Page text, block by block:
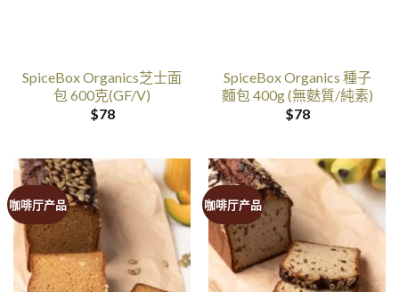
SpiceBox Organics芝士面
包 600克(GF/V)
$78
SpiceBox Organics 種子
麵包 400g (無麩質/純素)
$78
咖啡厅产品 咖啡厅产品